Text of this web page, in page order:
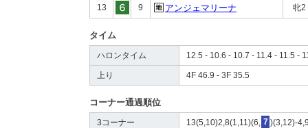
13 9 アンジェマリーナ 牝2
タイム
ハロンタイム 12.5 - 10.6 - 10.7 - 11.4 - 11.5 -
上り 4F 46.9 - 3F 35.5
コーナー通過順位
3コーナー 13(5,10)2,8(1,11)(6, 7 )(3,12)-